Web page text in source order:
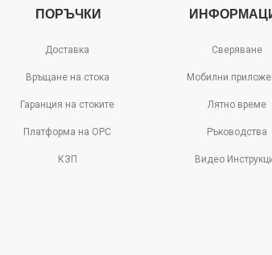
ПОРЪЧКИ
Доставка
Връщане на стока
Гаранция на стоките
Платформа на ОРС
КЗП
Сверяване
Мобилни
Лятно време
Ръководства
Видео